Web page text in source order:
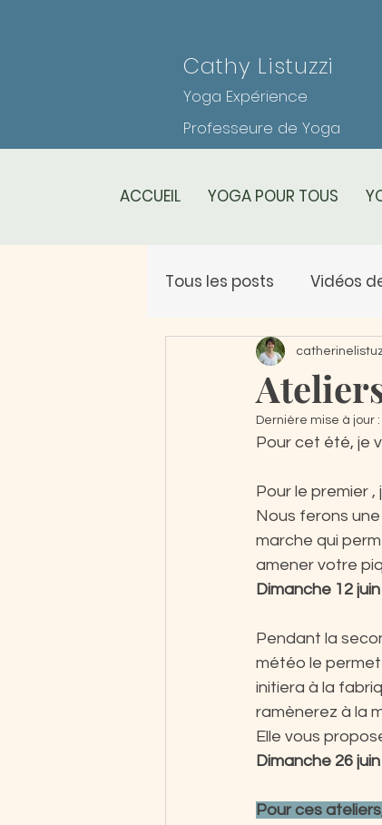
Cathy Listuzzi
Professeure de Yoga
Yoga Expérience
ACCUEIL YOGA POUR TOUS
Tous les posts Vidéos
Planning des cours
Dernière mise à jour :
Pour cet été, je
Pour le premier
Nous ferons
marche qui
amener votre
Dimanche 12
Pendant la
météo le permet
initiera à la
ramènerez à la
Elle vous
Dimanche 26
Pour ces